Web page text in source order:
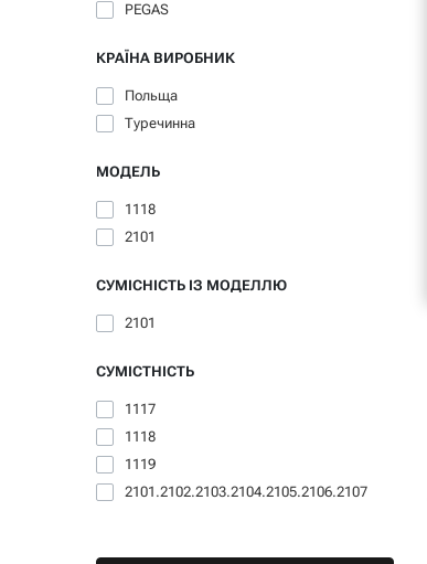
PEGAS
КРАЇНА ВИРОБНИК
Польща
Туречинна
МОДЕЛЬ
1118
2101
СУМІСНІСТЬ ІЗ МОДЕЛЛЮ
2101
СУМІСТНІСТЬ
1117
1118
1119
2101.2102.2103.2104.2105.2106.2107